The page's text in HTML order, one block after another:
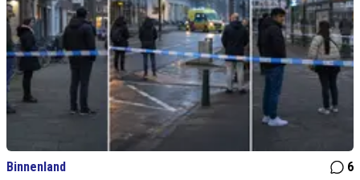
Binnenland
6